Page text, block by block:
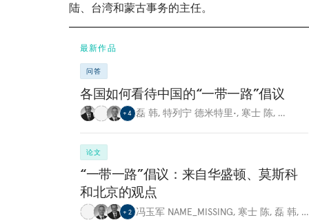
陆、台湾和蒙古事务的主任。
最新作品
问答
各国如何看待中国的“一带一路”倡议
+4 磊 韩, 特列宁 德米特里•, 寒士 陈, …
论文
“一带一路”倡议：来自华盛顿、莫斯科
和北京的观点
+ 2 冯玉军 NAME_MISSING, 寒士 陈, 磊 韩, …